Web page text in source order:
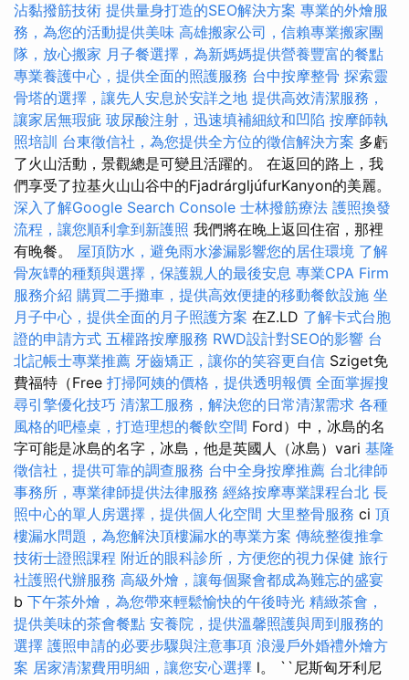
沾黏撥筋技術 提供量身打造的SEO解決方案 專業的外燴服
務，為您的活動提供美味 高雄搬家公司，信賴專業搬家團
隊，放心搬家 月子餐選擇，為新媽媽提供營養豐富的餐點
專業養護中心，提供全面的照護服務 台中按摩整骨 探索靈
骨塔的選擇，讓先人安息於安詳之地 提供高效清潔服務，
讓家居無瑕疵 玻尿酸注射，迅速填補細紋和凹陷 按摩師執
照培訓 台東徵信社，為您提供全方位的徵信解決方案 多虧
了火山活動，景觀總是可變且活躍的。 在返回的路上，我
們享受了拉基火山山谷中的FjadrárgljúfurKanyon的美麗。
深入了解Google Search Console 士林撥筋療法 護照換發
流程，讓您順利拿到新護照 我們將在晚上返回住宿，那裡
有晚餐。 屋頂防水，避免雨水滲漏影響您的居住環境 了解
骨灰罈的種類與選擇，保護親人的最後安息 專業CPA Firm
服務介紹 購買二手攤車，提供高效便捷的移動餐飲設施 坐
月子中心，提供全面的月子照護方案 在Z.LD 了解卡式台胞
證的申請方式 五權路按摩服務 RWD設計對SEO的影響 台
北記帳士專業推薦 牙齒矯正，讓你的笑容更自信 Sziget免
費福特（Free 打掃阿姨的價格，提供透明報價 全面掌握搜
尋引擎優化技巧 清潔工服務，解決您的日常清潔需求 各種
風格的吧檯桌，打造理想的餐飲空間 Ford）中，冰島的名
字可能是冰島的名字，冰島，他是英國人（冰島）vari 基隆
徵信社，提供可靠的調查服務 台中全身按摩推薦 台北律師
事務所，專業律師提供法律服務 經絡按摩專業課程台北 長
照中心的單人房選擇，提供個人化空間 大里整骨服務 ci 頂
樓漏水問題，為您解決頂樓漏水的專業方案 傳統整復推拿
技術士證照課程 附近的眼科診所，方便您的視力保健 旅行
社護照代辦服務 高級外燴，讓每個聚會都成為難忘的盛宴
b 下午茶外燴，為您帶來輕鬆愉快的午後時光 精緻茶會，
提供美味的茶會餐點 安養院，提供溫馨照護與周到服務的
選擇 護照申請的必要步驟與注意事項 浪漫戶外婚禮外燴方
案 居家清潔費用明細，讓您安心選擇 l。 ``尼斯匈牙利尼